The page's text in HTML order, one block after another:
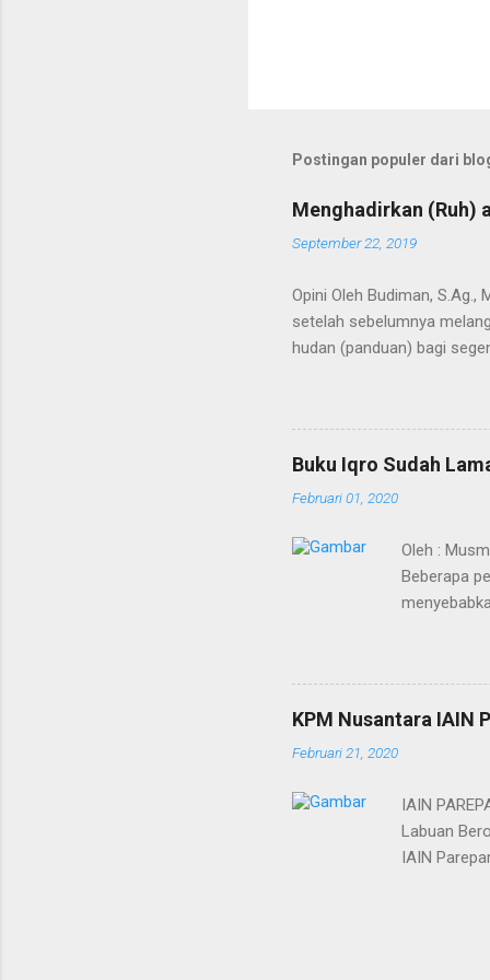
Postingan populer dari
Menghadirkan (Ruh)
September 22, 2019
Opini Oleh Budiman,
setelah sebelumnya
hudan (panduan) bagi
bahkan semesta.
Alquran dimulai saat
mengubah nama Yatsrib
Baginda Nabi merupakan
berakhirnya pewahyuan dan
Buku Iqro Sudah
Februari 01, 2020
Oleh :
Beberapa
akan
dilakukan
KPM Nusantara IAIN
Februari 21, 2020
IAIN
Labuan
IAIN
pernah